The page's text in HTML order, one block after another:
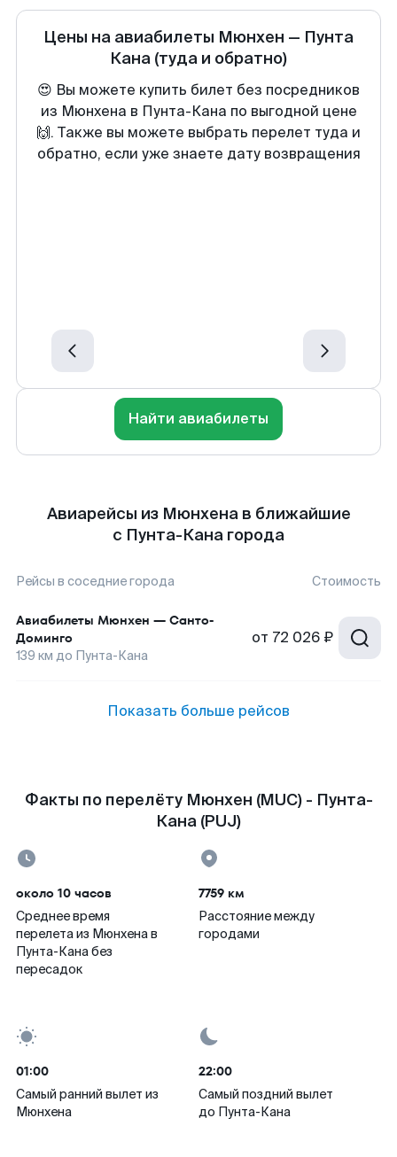
Цены на авиабилеты Мюнхен — Пунта
Кана (туда и обратно)
😍 Вы можете купить билет без посредников
из Мюнхена в Пунта-Кана по выгодной цене
🙌. Также вы можете выбрать перелет туда и
обратно, если уже знаете дату возвращения
Найти авиабилеты
Авиарейсы из Мюнхена в ближайшие
с Пунта-Кана города
Рейсы в соседние города Стоимость
Авиабилеты Мюнхен — Санто-
Доминго
139 км до Пунта-Кана
от 72 026 ₽
Показать больше рейсов
Факты по перелёту Мюнхен (MUC) - Пунта-
Кана (PUJ)
около 10 часов
Среднее время
перелета из Мюнхена в
Пунта-Кана без
пересадок
7759 км
Расстояние между
городами
01:00
Самый ранний вылет из
Мюнхена
22:00
Самый поздний вылет
до Пунта-Кана